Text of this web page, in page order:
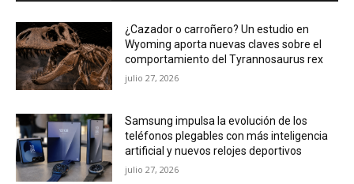
¿Cazador o carroñero? Un estudio en
Wyoming aporta nuevas claves sobre el
comportamiento del Tyrannosaurus rex
julio 27, 2026
Samsung impulsa la evolución de los
teléfonos plegables con más inteligencia
artificial y nuevos relojes deportivos
julio 27, 2026